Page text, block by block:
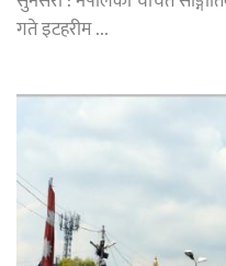
गते इटहरीम ...